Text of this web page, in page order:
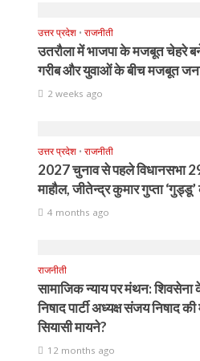
उत्तर प्रदेश • राजनीती
उतरौला में भाजपा के मजबूत चेहरे बने
गरीब और युवाओं के बीच मजबूत
2 weeks ago
उत्तर प्रदेश • राजनीती
2027 चुनाव से पहले विधानसभा
माहौल, जीतेन्द्र कुमार गुप्ता
4 months ago
राजनीती
सामाजिक न्याय पर मंथन: शिवसेना
निषाद पार्टी अध्यक्ष संजय निषाद
सियासी मायने?
12 months ago